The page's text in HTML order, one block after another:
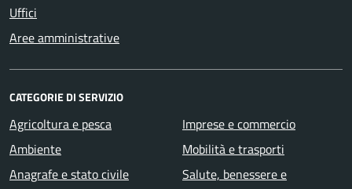
Uffici
Aree amministrative
CATEGORIE DI SERVIZIO
Agricoltura e pesca
Ambiente
Anagrafe e stato civile
Imprese e commercio
Mobilità e trasporti
Salute, benessere e